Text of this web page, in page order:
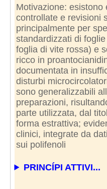
Motivazione: esistono
controllate e revisioni
principalmente per
standardizzati di
foglia di vite rossa) e
ricco in
documentata in
disturbi
sono generalizzabili
preparazioni,
parte utilizzata, dal
forma estrattiva;
clinici, integrate da
sui polifenoli
PRINCÍPI ATTIVI...